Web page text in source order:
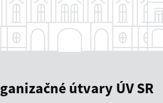
útvary ÚV SR